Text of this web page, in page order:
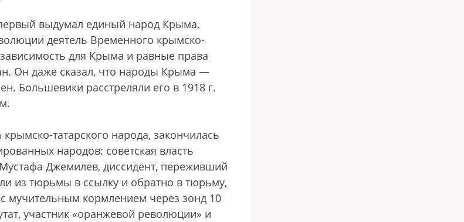
выдумал единый народ Крыма,
деятель Временного крымско-
для Крыма и равные права
Он даже сказал, что народы Крыма —
Большевики расстреляли его в 1918 г.
татарского народа, закончилась
народов: советская власть
Джемилев, диссидент, переживший
из тюрьмы в ссылку и обратно в тюрьму,
мучительным кормлением через зонд 10
участник «оранжевой революции» и